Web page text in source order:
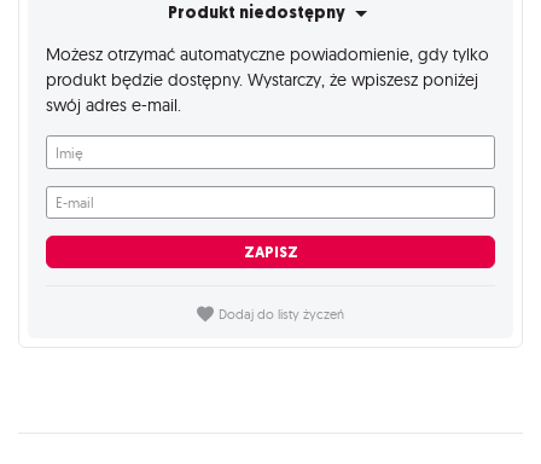
Produkt niedostępny
Możesz otrzymać automatyczne powiadomienie, gdy tylko
produkt będzie dostępny. Wystarczy, że wpiszesz poniżej
swój adres e-mail.
Imię
E-mail
ZAPISZ
Dodaj do listy życzeń